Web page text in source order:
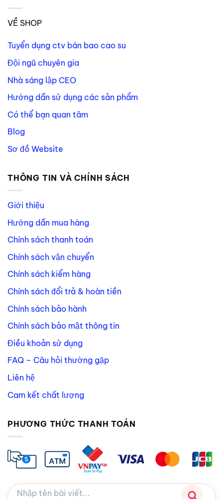
VỀ SHOP
Tuyển dụng ctv bán bao cao su
Đội ngũ chuyên gia
Nhà sáng lập CEO
Hướng dẫn sử dụng các sản phẩm
Có thể bạn quan tâm
Blog
Sơ đồ Website
THÔNG TIN VÀ CHÍNH SÁCH
Giới thiệu
Hướng dẫn mua hàng
Chính sách thanh toán
Chính sách vận chuyển
Chính sách kiểm hàng
Chính sách đổi trả & hoàn tiền
Chính sách bảo hành
Chính sách bảo mật thông tin
Điều khoản sử dụng
FAQ – Câu hỏi thường gặp
Liên hệ
Cam kết chất lượng
PHƯƠNG THỨC THANH TOÁN